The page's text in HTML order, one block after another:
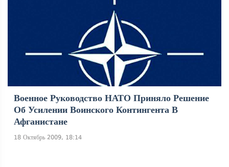
Военное Руководство НАТО Приняло Решение
Об Усилении Воинского Контингента В
Афганистане
18 Октябрь 2009, 18:14